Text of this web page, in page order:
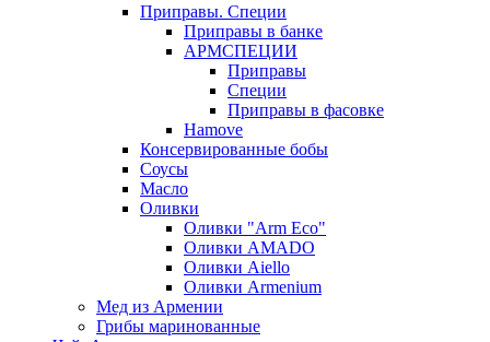
Приправы. Специи
Приправы в банке
АРМСПЕЦИИ
Приправы
Специи
Приправы в фасовке
Hamove
Консервированные бобы
Соусы
Масло
Оливки
Оливки "Arm Eco"
Оливки AMADO
Оливки Aiello
Оливки Armenium
Мед из Армении
Грибы маринованные